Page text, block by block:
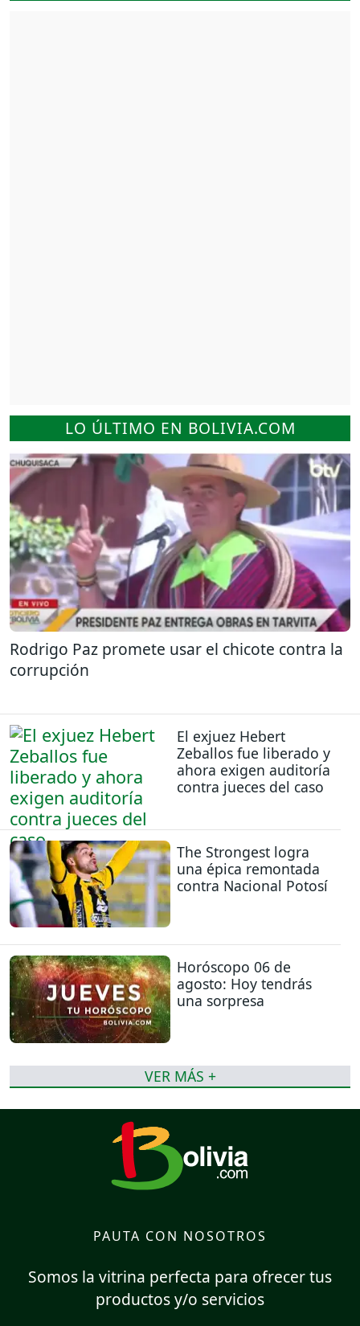
LO ÚLTIMO EN BOLIVIA.COM
Rodrigo Paz promete usar el chicote contra la
corrupción
El exjuez Hebert
Zeballos fue liberado y
ahora exigen auditoría
contra jueces del caso
The Strongest logra
una épica remontada
contra Nacional Potosí
Horóscopo 06 de
agosto: Hoy tendrás
una sorpresa
VER MÁS +
PAUTA CON NOSOTROS
Somos la vitrina perfecta para ofrecer tus
productos y/o servicios